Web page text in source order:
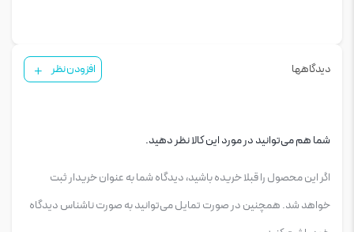
دیدگاهها افزودن نظر
شما هم می‌توانید در مورد این کالا نظر دهید.
اگر این محصول را قبلا خریده باشید، دیدگاه شما به عنوان خریدار ثبت
خواهد شد. همچنین در صورت تمایل می‌توانید به صورت ناشناس دیدگاه